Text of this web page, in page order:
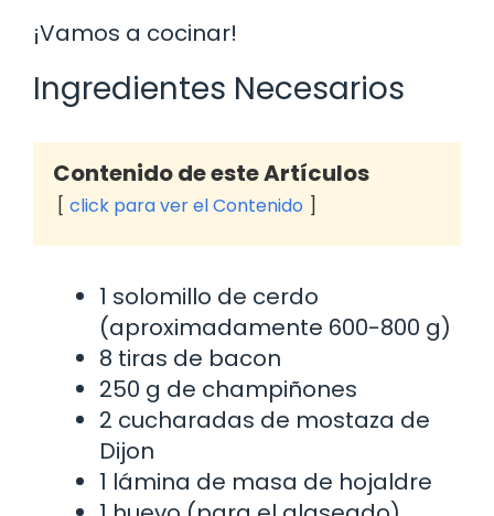
¡Vamos a cocinar!
Ingredientes Necesarios
Contenido de este Artículos
click para ver el Contenido
1 solomillo de cerdo
(aproximadamente 600-800 g)
8 tiras de bacon
250 g de champiñones
2 cucharadas de mostaza de
Dijon
1 lámina de masa de hojaldre